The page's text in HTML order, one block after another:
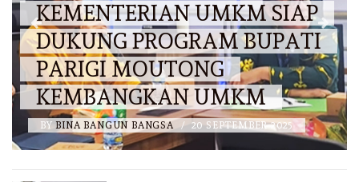
KEMENTERIAN UMKM SIAP
DUKUNG PROGRAM BUPATI
PARIGI MOUTONG
KEMBANGKAN UMKM
BY BINA BANGUN BANGSA / 20 SEPTEMBER 2025